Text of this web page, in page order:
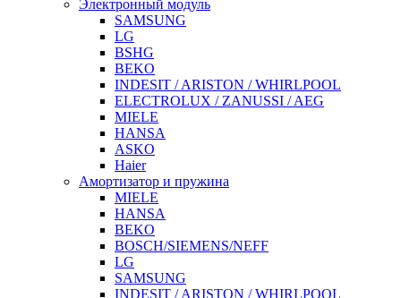
Электронный модуль
SAMSUNG
LG
BSHG
BEKO
INDESIT / ARISTON / WHIRLPOOL
ELECTROLUX / ZANUSSI / AEG
MIELE
HANSA
ASKO
Haier
Амортизатор и пружина
MIELE
HANSA
BEKO
BOSCH/SIEMENS/NEFF
LG
SAMSUNG
INDESIT / ARISTON / WHIRLPOOL